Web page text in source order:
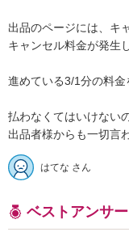
出品のページには、キ
キャンセル料金が発生
進めている3/1分の料金
払わなくてはいけない
出品者様からも一切言
はてな さん
ベストアンサ